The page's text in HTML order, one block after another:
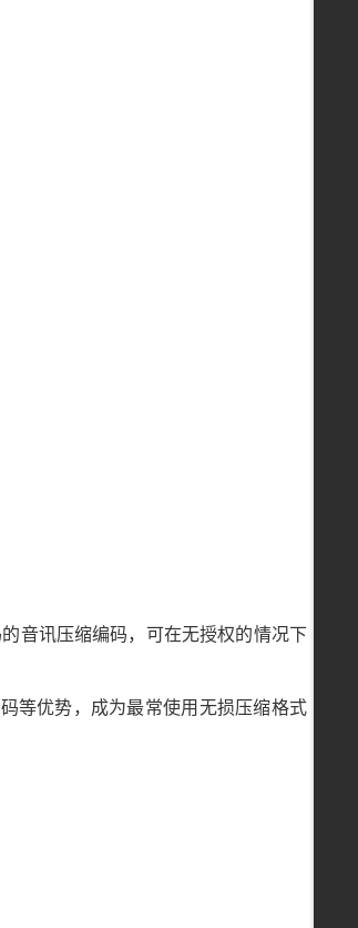
的音讯压缩编码，可在无授权的情况下
等优势，成为最常使用无损压缩格式